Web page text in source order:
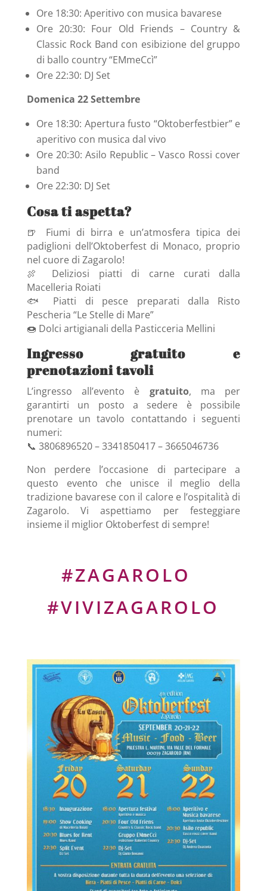
Ore 18:30: Aperitivo con musica bavarese
Ore 20:30: Four Old Friends – Country &
Classic Rock Band con esibizione del gruppo
di ballo country “EMmeCcì”
Ore 22:30: DJ Set
Domenica 22 Settembre
Ore 18:30: Apertura fusto “Oktoberfestbier” e
aperitivo con musica dal vivo
Ore 20:30: Asilo Republic – Vasco Rossi cover
band
Ore 22:30: DJ Set
Cosa ti aspetta?
🍺 Fiumi di birra e un’atmosfera tipica dei
padiglioni dell’Oktoberfest di Monaco, proprio
nel cuore di Zagarolo!
🍖 Deliziosi piatti di carne curati dalla
Macelleria Roiati
🐟 Piatti di pesce preparati dalla Risto
Pescheria “Le Stelle di Mare”
🍩 Dolci artigianali della Pasticceria Mellini
Ingresso gratuito e
prenotazioni tavoli
L’ingresso all’evento è gratuito, ma per
garantirti un posto a sedere è possibile
prenotare un tavolo contattando i seguenti
numeri:
📞 3806896520 – 3341850417 – 3665046736
Non perdere l’occasione di partecipare a
questo evento che unisce il meglio della
tradizione bavarese con il calore e l’ospitalità di
Zagarolo. Vi aspettiamo per festeggiare
insieme il miglior Oktoberfest di sempre!
#ZAGAROLO
#VIVIZAGAROLO